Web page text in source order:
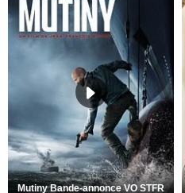
Mutiny Bande-annonce VO STFR